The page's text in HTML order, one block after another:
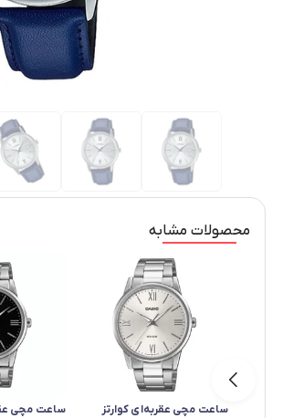
محصولات مشابه
ساعت مچی عقربه‌ای کوارتز
ساعت مچی